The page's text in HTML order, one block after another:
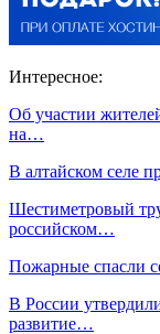
Интересное:
Об участии
на…
В алтайском селе
Шестиметровый
российском…
Пожарные спасли
В России
развитие…